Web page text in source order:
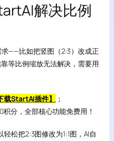
解决比例
——比如把竖图（2:3）改成正
等比例缩放无法解决，需要用
载StartAI插件】
；
积分，全部核心功能免费用！
轻松把2:3图修改为1:1图，AI自